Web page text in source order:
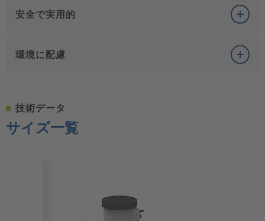
安全で実用的
安全で実用的
光学的基準濁度による簡単な排水管理
ドレン流量が変動しても機能的に信頼できる
ーに配慮したフィルター
11に追加された簡単な構造の霜よけヒータ
環境に配慮
OEKOSORBの製造コストは、活性炭と比較して40%
のCO
しか排出しない。
技術データ
サイズ一覧